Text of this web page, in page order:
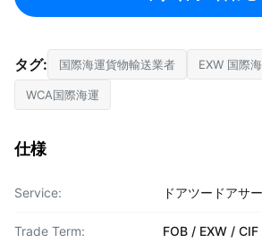
タグ: 国際海運貨物輸送業者 EXW 国際
WCA国際海運
仕様
Service: ドアツードアサ
Trade Term: FOB / EXW / CIF